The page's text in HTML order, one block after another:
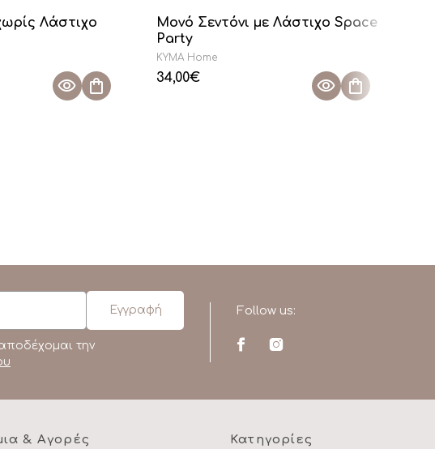
Λάστιχο
Μονό Σεντόνι με Λάστιχο Space
Party
KYMA Home
34,00€
την
Follow us:
& Αγορές Κατηγορίες